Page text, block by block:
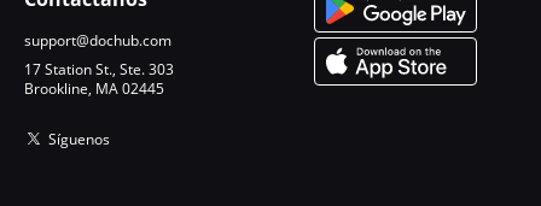
support@dochub.com
17 Station St., Ste. 303
Brookline, MA 02445
Síguenos